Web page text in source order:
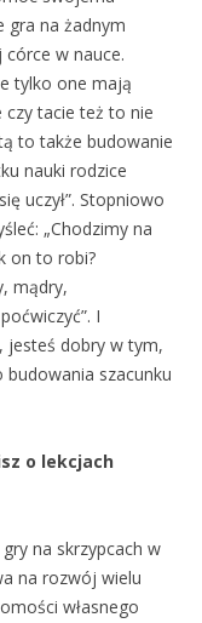
gra na żadnym
córce w nauce.
tylko one mają
tacie też to nie
to także budowanie
nauki rodzice
uczył”. Stopniowo
„Chodzimy na
on to robi?
mądry,
I
jesteś dobry w tym,
budowania szacunku
o lekcjach
na skrzypcach w
na rozwój wielu
własnego